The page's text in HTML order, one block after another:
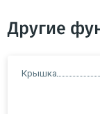
Другие
Крышка